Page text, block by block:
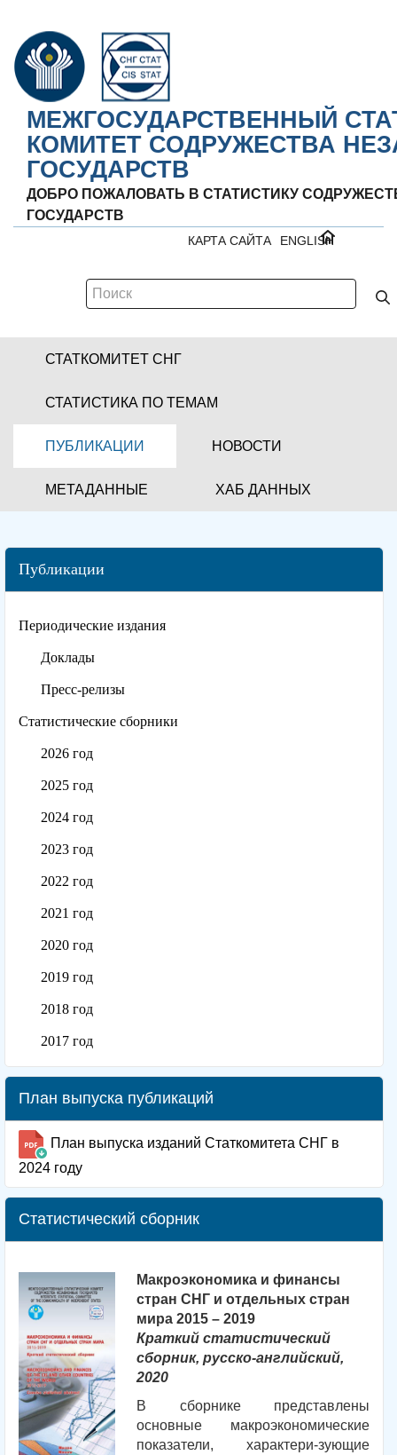
МЕЖГОСУДАРСТВЕННЫЙ
КОМИТЕТ СОДРУЖЕСТВА
ГОСУДАРСТВ
ДОБРО ПОЖАЛОВАТЬ В СТАТИСТИКУ
ГОСУДАРСТВ
ENGLISH
КАРТА САЙТА
СТАТКОМИТЕТ СНГ
СТАТИСТИКА ПО ТЕМАМ
ПУБЛИКАЦИИ НОВОСТИ
МЕТАДАННЫЕ ХАБ ДАННЫХ
Публикации
Периодические издания
Доклады
Пресс-релизы
Статистические сборники
2026 год
2025 год
2024 год
2023 год
2022 год
2021 год
2020 год
2019 год
2018 год
2017 год
План выпуска публикаций
План выпуска изданий Статкомитета СНГ в
2024 году
Статистический сборник
Макроэкономика и финансы
стран СНГ и отдельных стран
мира 2015 – 2019
Краткий статистический
сборник, русско-английский,
2020
В сборнике представлены
основные макроэкономические
показатели, характери-зующие